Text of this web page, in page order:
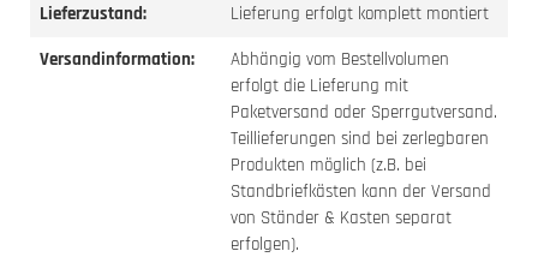
Lieferzustand:
Lieferung erfolgt komplett montiert
Versandinformation:
Abhängig vom Bestellvolumen
erfolgt die Lieferung mit
Paketversand oder Sperrgutversand.
Teillieferungen sind bei zerlegbaren
Produkten möglich (z.B. bei
Standbriefkästen kann der Versand
von Ständer & Kasten separat
erfolgen).